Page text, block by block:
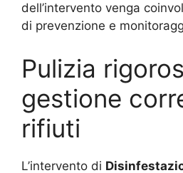
dell’intervento venga
di prevenzione e
Pulizia
gestione
rifiuti
L’intervento di